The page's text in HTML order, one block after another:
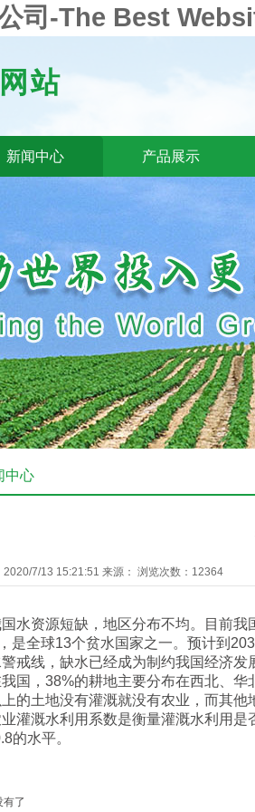
司-The Best
站
新闻中心 产品展示
中心
2020/7/13 15:21:51 来源： 浏览次数：12364
资源短缺，地区分布不均。目前我
是全球13个贫水国家之一。预计到
戒线，缺水已经成为制约我国经济发
，38%的耕地主要分布在西北、华
的土地没有灌溉就没有农业，而其
灌溉水利用系数是衡量灌溉水利用
的水平。
有了